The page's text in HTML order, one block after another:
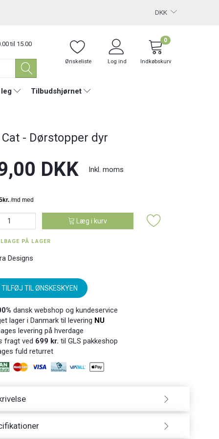
DKK
til 15.00
Ønskeliste Log ind Indkøbskurv
0
Tilbudshjørnet
- Dørstopper dyr
DKK Inkl. moms
Læg i kurv
PÅ LAGER
Designs
TILFØJ TIL ØNSKESKYEN
dansk webshop og kundeservice
lager i Danmark til levering NU
levering på hverdage
fragt ved 699 kr. til GLS pakkeshop
fuld returret